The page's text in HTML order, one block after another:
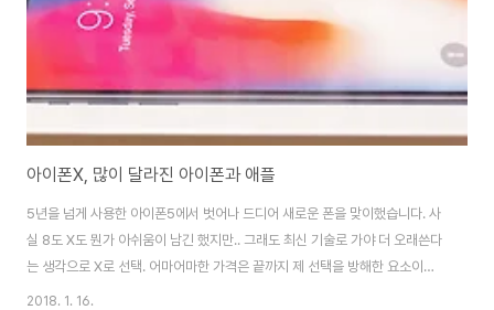
아이폰X, 많이 달라진 아이폰과 애플
5년을 넘게 사용한 아이폰5에서 벗어나 드디어 새로운 폰을 맞이했습니다. 사
실 8도 X도 뭔가 아쉬움이 남긴 했지만.. 그래도 최신 기술로 가야 더 오래쓴다
는 생각으로 X로 선택. 어마어마한 가격은 끝까지 제 선택을 방해한 요소이긴
했습니다. 기존에 3G를 여태 사용한지라, 유심도 새로 교체. 박스는 깔끔합니
2018. 1. 16.